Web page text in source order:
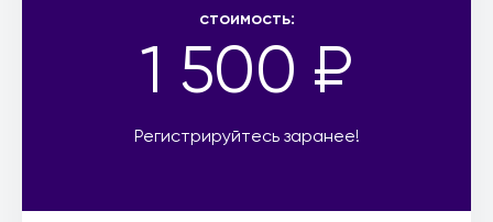
стоимость:
1 500 ₽
Регистрируйтесь заранее!